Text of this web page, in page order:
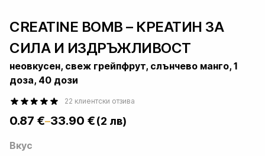
CREATINE BOMB – КРЕАТИН ЗА
СИЛА И ИЗДРЪЖЛИВОСТ
неовкусен, свеж грейпфрут, слънчево манго, 1
доза, 40 дози
based on
22 клиентски отзива
0.87 €–33.90 €
Price
range:
(2 лв)
Вкус